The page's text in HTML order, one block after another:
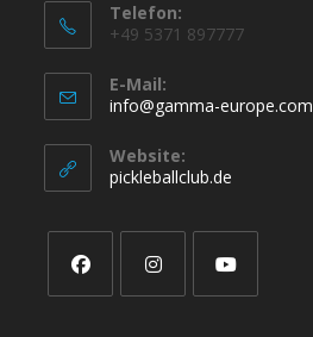
Telefon:
+49 5371 897777
E-Mail:
info@gamma-europe.com
Website:
pickleballclub.de